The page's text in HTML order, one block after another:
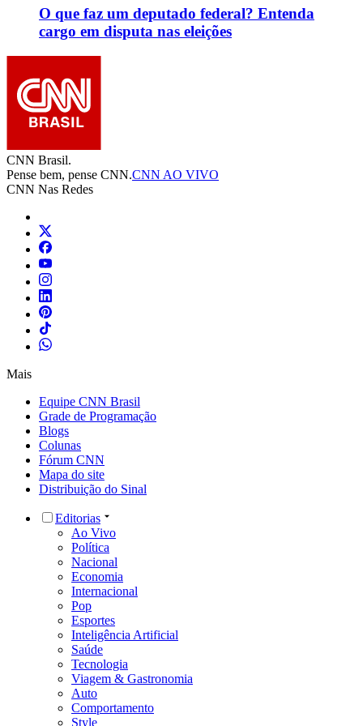
O que faz um deputado federal? Entenda
cargo em disputa nas eleições
CNN Brasil.
Pense bem, pense CNN.CNN AO VIVO
CNN Nas Redes
Mais
Equipe CNN Brasil
Grade de Programação
Blogs
Colunas
Fórum CNN
Mapa do site
Distribuição do Sinal
Editorias
Ao Vivo
Política
Nacional
Economia
Internacional
Pop
Esportes
Inteligência Artificial
Saúde
Tecnologia
Viagem & Gastronomia
Auto
Comportamento
Style